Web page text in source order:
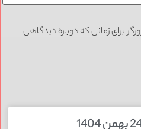
برای زمانی که دوباره دیدگاهی